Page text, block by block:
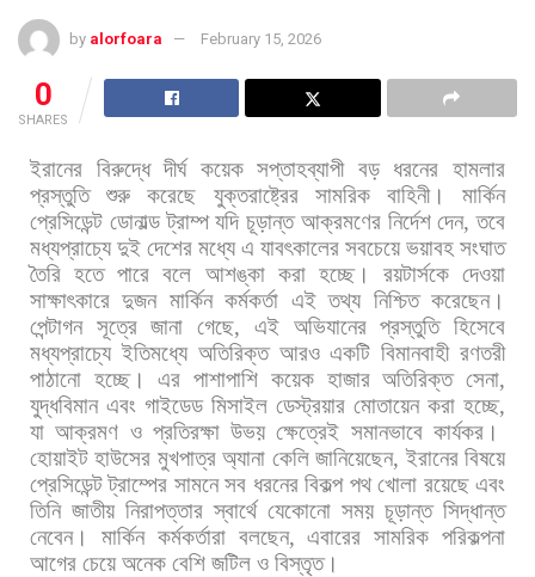
by alorfoara February 15, 2026
0
SHARES
ইরানের বিরুদ্ধে দীর্ঘ কয়েক সপ্তাহব্যাপী বড় ধরনের হামলার
প্রস্তুতি
শুরু করেছে যুক্তরাষ্ট্রের সামরিক বাহিনী।
মার্কিন
প্রেসিডেন্ট ডোনাল্ড ট্রাম্প যদি চূড়ান্ত আক্রমণের নির্দেশ দেন,তবে
মধ্যপ্রাচ্যে দুই দেশের মধ্যে এ যাবৎকালের সবচেয়ে ভয়াবহ সংঘাত
তৈরি হতে পারে বলে আশঙ্কা করা হচ্ছে। রয়টার্সকে দেওয়া
সাক্ষাৎকারে দুজন মার্কিন কর্মকর্তা এই তথ্য নিশ্চিত করেছেন।
পেন্টাগন সূত্রে জানা গেছে, এই অভিযানের প্রস্তুতি হিসেবে
মধ্যপ্রাচ্যে ইতিমধ্যে অতিরিক্ত আরও একটি বিমানবাহী রণতরী
পাঠানো হচ্ছে। এর পাশাপাশি কয়েক হাজার অতিরিক্ত সেনা,
যুদ্ধবিমান এবং গাইডেড মিসাইল ডেস্ট্রয়ার মোতায়েন করা হচ্ছে,
যা আক্রমণ ও প্রতিরক্ষা উভয় ক্ষেত্রেই সমানভাবে কার্যকর।
হোয়াইট হাউসের মুখপাত্র অ্যানা কেলি জানিয়েছেন,ইরানের বিষয়ে
প্রেসিডেন্ট ট্রাম্পের সামনে সব ধরনের বিকল্প পথ খোলা রয়েছে এবং
তিনি জাতীয় নিরাপত্তার স্বার্থে যেকোনো সময় চূড়ান্ত সিদ্ধান্ত
নেবেন।
মার্কিন কর্মকর্তারা বলছেন,এবারের সামরিক পরিকল্পনা
আগের চেয়ে অনেক বেশি জটিল ও বিস্তৃত।